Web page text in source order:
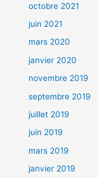
octobre 2021
juin 2021
mars 2020
janvier 2020
novembre 2019
septembre 2019
juillet 2019
juin 2019
mars 2019
janvier 2019